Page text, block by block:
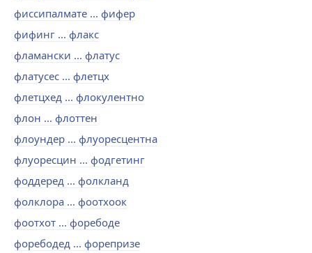
фиссипалмате ... фифер
фифинг ... флакс
фламански ... флатус
флатусес ... флетцх
флетцхед ... флокулентно
флон ... флоттен
флоундер ... флуоресцентна
флуоресцин ... фодгетинг
фоддеред ... фолкланд
фолклора ... фоотхоок
фоотхот ... форебоде
форебодед ... форепризе